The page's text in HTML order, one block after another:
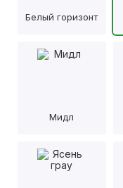
Белый горизонт
Мидл